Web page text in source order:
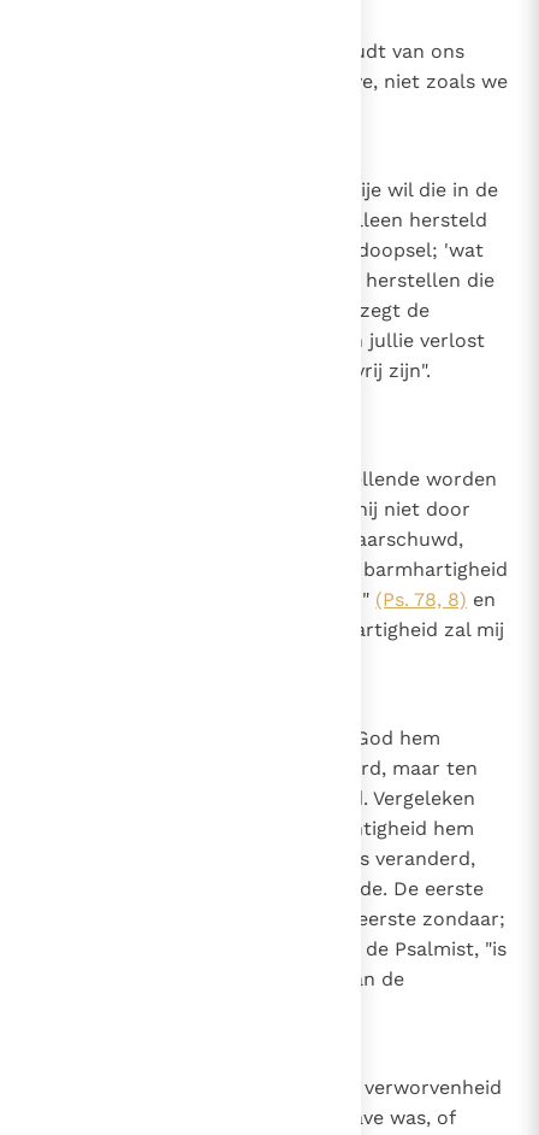
Hoe God van ons houdt. God houdt van ons
zoals we zullen zijn door zijn gave, niet zoals we
Het herstel van de vrije wil. De vrije wil die in de
eerste mens verwond was, kan alleen hersteld
worden door de genade van het doopsel; 'wat
verloren is gegaan, kan alleen Hij herstellen die
in staat was het te geven'. En zo zegt de
Waarheid zelf: "Wanneer de Zoon jullie verlost
heeft, dan zullen jullie werkelijk vrij zijn".
Geen ellendig mens kan uit zijn ellende worden
bevrijd, hoe groot die ook is, als hij niet door
Gods barmhartigheid wordt gewaarschuwd,
zoals de Psalmist zegt: "Laat uw barmhartigheid
mij snel tegemoet komen, o Heer" (Ps. 78, 8) en
nogmaals: "Mijn God, zijn barmhartigheid zal mij
Vergeleken met de staat waarin God hem
gevormd had, was Adam veranderd, maar ten
kwade, door zijn ongerechtigheid. Vergeleken
met de staat waarin de ongerechtigheid hem
had gebracht, is de gelovige mens veranderd,
maar ten goede, door Gods genade. De eerste
verandering is te danken aan de eerste zondaar;
de tweede "verandering", volgens de Psalmist, "is
te danken aan de rechterhand van de
Niemand zal door zijn schijnbare verworvenheid
geëerd worden, alsof het geen gave was, of